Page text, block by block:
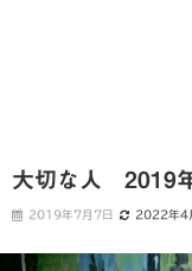
大切な人 2019
2019年7月7日 2022年4